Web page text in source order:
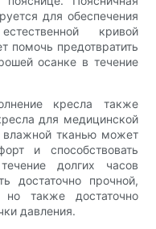
для обеспечения
кривой
помочь предотвратить
осанке в течение
кресла также
для медицинской
тканью может
и способствовать
долгих часов
достаточно прочной,
но также достаточно
давления.